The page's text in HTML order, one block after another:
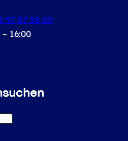
97 87 58 00
16:00